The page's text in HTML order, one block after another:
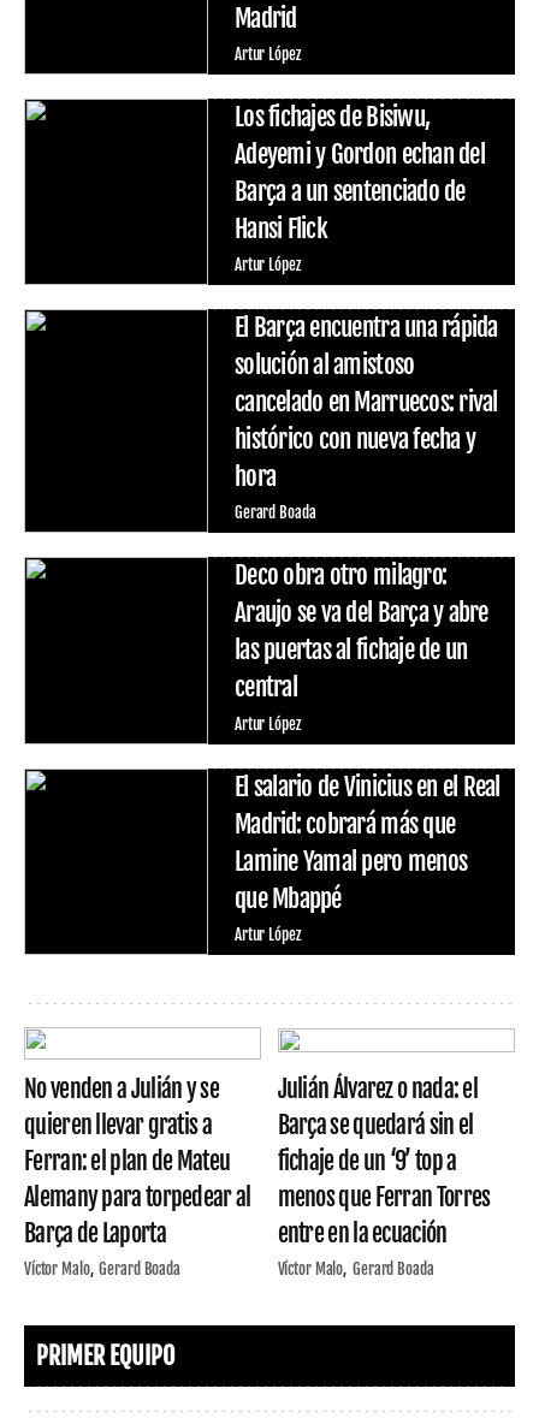
Madrid
Artur López
Los fichajes de Bisiwu,
Adeyemi y Gordon echan del
Barça a un sentenciado de
Hansi Flick
Artur López
El Barça encuentra una rápida
solución al amistoso
cancelado en Marruecos: rival
histórico con nueva fecha y
hora
Gerard Boada
Deco obra otro milagro:
Araujo se va del Barça y abre
las puertas al fichaje de un
central
Artur López
El salario de Vinicius en el Real
Madrid: cobrará más que
Lamine Yamal pero menos
que Mbappé
Artur López
No venden a Julián y se
quieren llevar gratis a
Ferran: el plan de Mateu
Alemany para torpedear al
Barça de Laporta
Víctor Malo Gerard Boada
Julián Álvarez o nada: el
Barça se quedará sin el
fichaje de un ‘9’ top a
menos que Ferran Torres
entre en la ecuación
Víctor Malo Gerard Boada
PRIMER EQUIPO